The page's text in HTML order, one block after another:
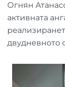
Огнян
активната
двудневното